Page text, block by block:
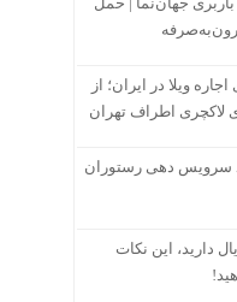
ویلا در ایران؛ از
لاکچری اطراف تهران
سرویس دهی رستوران
دارید، این نکات